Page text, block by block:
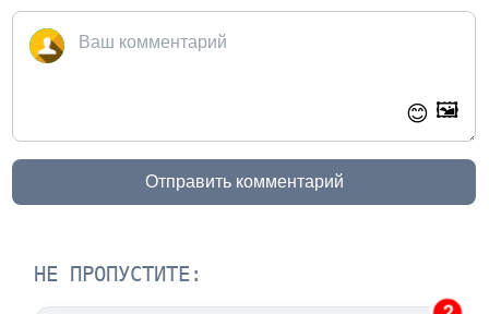
😊 🖼️
Отправить комментарий
НЕ ПРОПУСТИТЕ: